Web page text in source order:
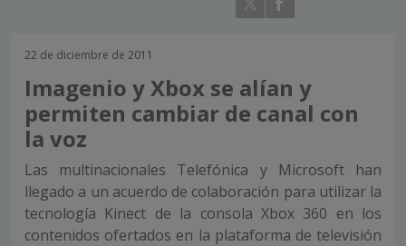
22 de diciembre de 2011
Imagenio y Xbox se alían y
permiten cambiar de canal con
la voz
Las multinacionales Telefónica y Microsoft han
llegado a un acuerdo de colaboración para utilizar la
tecnología Kinect de la consola Xbox 360 en los
contenidos ofertados en la plataforma de televisión